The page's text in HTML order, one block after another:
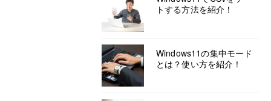
トする方法を紹介！
Windows11の集中モード
とは？使い方を紹介！